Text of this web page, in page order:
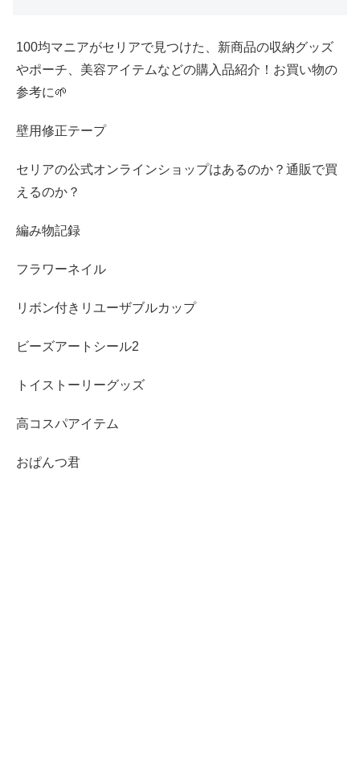
100均マニアがセリアで見つけた、新商品の収納グッズ
やポーチ、美容アイテムなどの購入品紹介！お買い物の
参考に🌱
壁用修正テープ
セリアの公式オンラインショップはあるのか？通販で買
えるのか？
編み物記録
フラワーネイル
リボン付きリユーザブルカップ
ビーズアートシール2
トイストーリーグッズ
高コスパアイテム
おぱんつ君